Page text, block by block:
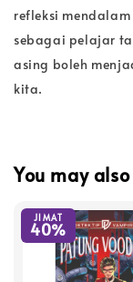
refleksi
sebagai pelajar
asing boleh
kita.
You may
JIMAT
40%